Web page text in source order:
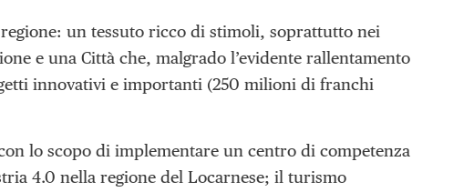
un tessuto ricco di stimoli, soprattutto nei
e una Città che, malgrado l’evidente rallentamento
innovativi e importanti (250 milioni di franchi
lo scopo di implementare un centro di competenza
4.0 nella regione del Locarnese; il turismo